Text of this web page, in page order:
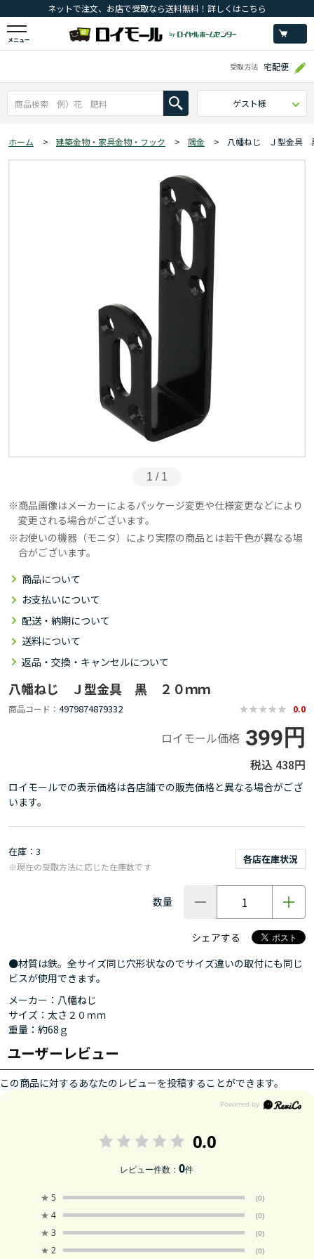
ネットで注文、お店で受取なら送料無料！詳しくはこちら
メニュー
受取方法 宅配便
ゲスト様
ホーム > 建築金物・家具金物・フック > 隅金 > 八幡ねじ Ｊ型金具
1 / 1
商品画像はメーカーによるパッケージ変更や仕様変更などにより
変更される場合がございます。
お使いの機器（モニタ）により実際の商品とは若干色が異なる場
合がございます。
商品について
お支払いについて
配送・納期について
送料について
返品・交換・キャンセルについて
八幡ねじ Ｊ型金具 黒 ２０ｍｍ
商品コード 4979874879332 0.0
ロイモール価格 399円
438円
ロイモールでの表示価格は各店舗での販売価格と異なる場合がござ
います。
在庫 3
各店在庫状況
※現在の受取方法に応じた在庫数です
数量
シェアする
●材質は鉄。全サイズ同じ穴形状なのでサイズ違いの取付にも同じ
ビスが使用できます。
メーカー：八幡ねじ
サイズ：太さ２０ｍｍ
重量：約68ｇ
ユーザーレビュー
この商品に対するあなたのレビューを投稿することができます。
0.0
レビュー件数：0件
★ 5 (0)
★ 4 (0)
★ 3 (0)
★ 2 (0)